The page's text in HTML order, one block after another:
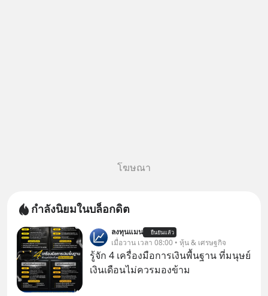
โฆษณา
กำลังนิยมในบล็อกดิต
ลงทุนแมน ยืนยันแล้ว
เมื่อวาน เวลา 08:00 • หุ้น & เศรษฐกิจ
รู้จัก 4 เครื่องมือการเงินพื้นฐาน ที่มนุษย์
เงินเดือนไม่ควรมองข้าม